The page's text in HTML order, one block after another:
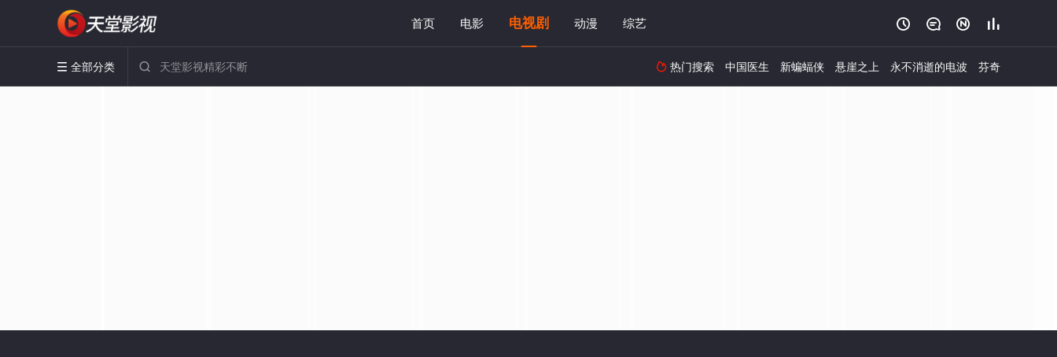
首页 电影 电视剧 动漫 综艺    
 全部分类   热门搜索 中国医生 新蝙蝠侠 悬崖之上 永不消逝的电波 芬奇